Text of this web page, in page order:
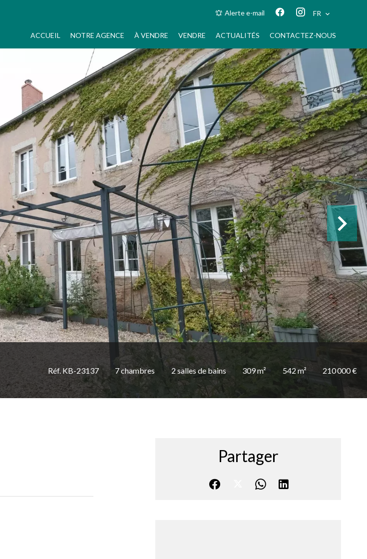
Alerte e-mail FR
ACCUEIL NOTRE AGENCE À VENDRE VENDRE ACTUALITÉS CONTACTEZ-NOUS
Réf. KB-23137 7 chambres 2 salles de bains 309 m² 542 m² 210 000 €
Partager